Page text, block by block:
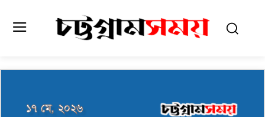
১৭ মে, ২০২৬